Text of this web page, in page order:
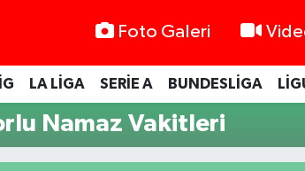
Foto Galeri
LA LİGA SERİE A BUNDESLİGA
Namaz Vakitleri